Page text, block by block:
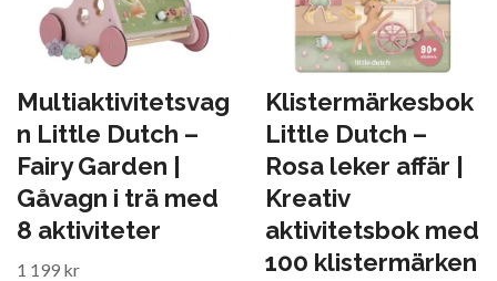
Multiaktivitetsvag
n Little Dutch –
Fairy Garden |
Gåvagn i trä med
8 aktiviteter
1 199 kr
Klistermärkesbok
Little Dutch –
Rosa leker affär |
Kreativ
aktivitetsbok med
100 klistermärken